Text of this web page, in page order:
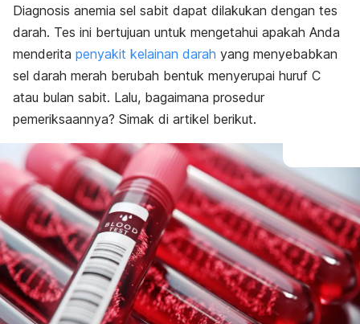
Diagnosis anemia sel sabit dapat dilakukan dengan tes
darah. Tes ini bertujuan untuk mengetahui apakah Anda
menderita penyakit kelainan darah yang menyebabkan
sel darah merah berubah bentuk menyerupai huruf C
atau bulan sabit. Lalu, bagaimana prosedur
pemeriksaannya? Simak di artikel berikut.